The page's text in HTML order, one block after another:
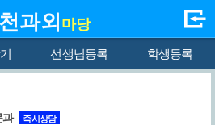
과외 마당
선생님등록 학생등록
과 즉시상담